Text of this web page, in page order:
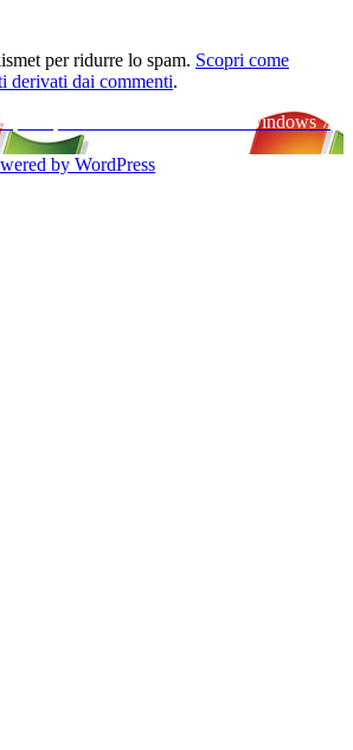
per ridurre lo spam. Scopri come
derivati dai commenti.
per scaricare ed installare Windows 7
by WordPress